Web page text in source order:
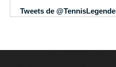
Tweets de @TennisLegende